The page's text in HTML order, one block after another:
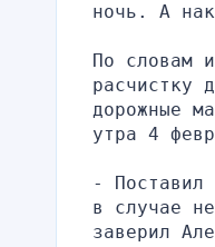
ночь. А
По словам
расчистку
дорожные
утра 4
- Поставил
в случае
заверил